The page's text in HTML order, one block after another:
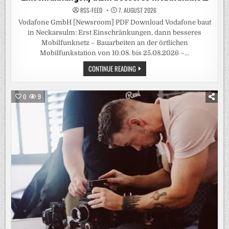
RSS-FEED 7. AUGUST 2026
Vodafone GmbH [Newsroom] PDF Download Vodafone baut
in Neckarsulm: Erst Einschränkungen, dann besseres
Mobilfunknetz – Bauarbeiten an der örtlichen
Mobilfunkstation von 10.08. bis 25.08.2026 –…
CONTINUE READINGVODAFONE
BAUT
IN
ERST
EINSCHRÄNKUNGEN,
DANN
MOBILFUNKNETZ
0 9